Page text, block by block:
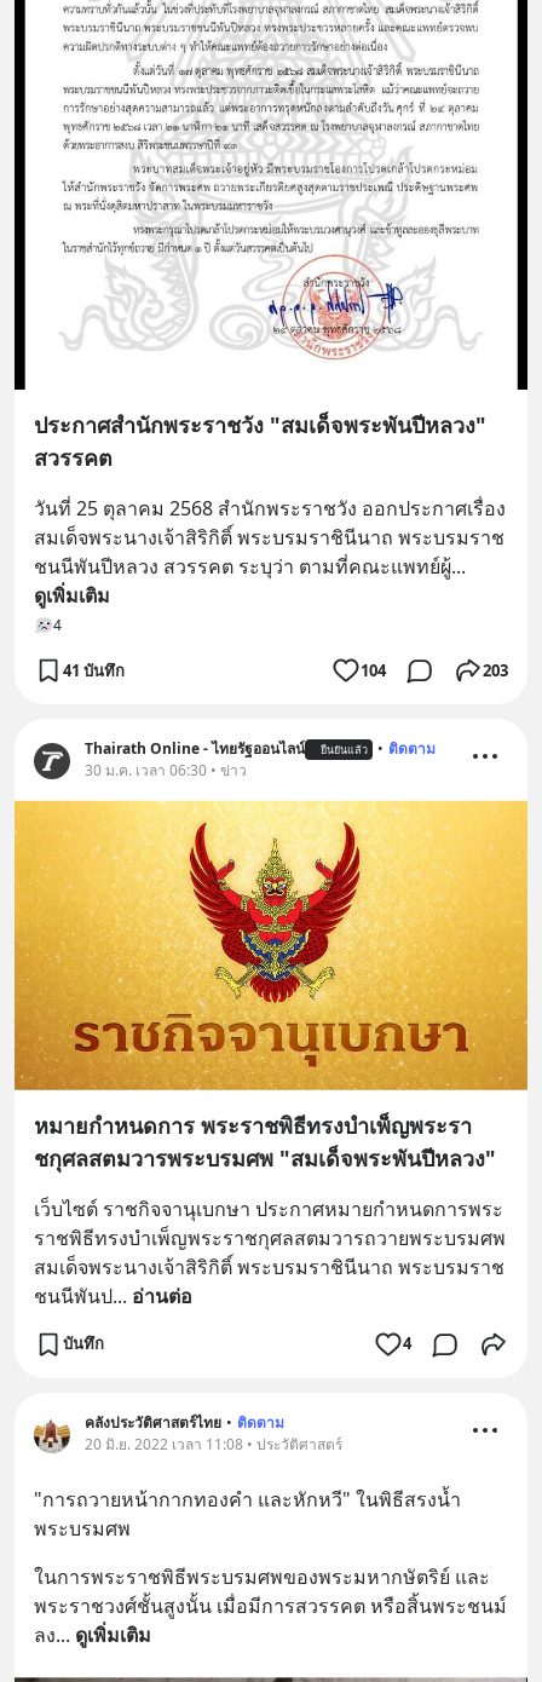
ประกาศสำนักพระราชวัง "สมเด็จพระพันปีหลวง"
สวรรคต
วันที่ 25 ตุลาคม 2568 สำนักพระราชวัง ออกประกาศเรื่อง
สมเด็จพระนางเจ้าสิริกิติ์ พระบรมราชินีนาถ พระบรมราช
ชนนีพันปีหลวง สวรรคต ระบุว่า ตามที่คณะแพทย์ผู้...
ดูเพิ่มเติม
4
41 บันทึก 104 203
Thairath Online - ไทยรัฐออนไลน์ ยืนยันแล้ว • ติดตาม
30 ม.ค. เวลา 06:30 • ข่าว
หมายกำหนดการ พระราชพิธีทรงบำเพ็ญพระรา
ชกุศลสตมวารพระบรมศพ "สมเด็จพระพันปีหลวง"
เว็บไซต์ ราชกิจจานุเบกษา ประกาศหมายกำหนดการพระ
ราชพิธีทรงบำเพ็ญพระราชกุศลสตมวารถวายพระบรมศพ
สมเด็จพระนางเจ้าสิริกิติ์ พระบรมราชินีนาถ พระบรมราช
ชนนีพันป... อ่านต่อ
บันทึก 4
คลังประวัติศาสตร์ไทย • ติดตาม
20 มิ.ย. 2022 เวลา 11:08 • ประวัติศาสตร์
"การถวายหน้ากากทองคำ และหักหวี" ในพิธีสรงน้ำ
พระบรมศพ
ในการพระราชพิธีพระบรมศพของพระมหากษัตริย์ และ
พระราชวงศ์ชั้นสูงนั้น เมื่อมีการสวรรคต หรือสิ้นพระชนม์
ลง... ดูเพิ่มเติม